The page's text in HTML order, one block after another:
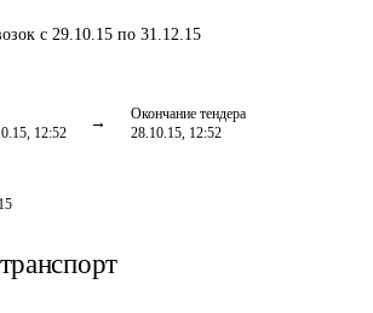
с 29.10.15 по 31.12.15
12:52
Окончание тендера
28.10.15, 12:52